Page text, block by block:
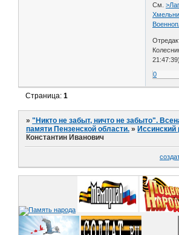
См.
21:47:39)
0
Страница:1
»"Никто не забыт, ничто не забыто".
памяти Пензенской области. » Иссинский
Константин Иванович